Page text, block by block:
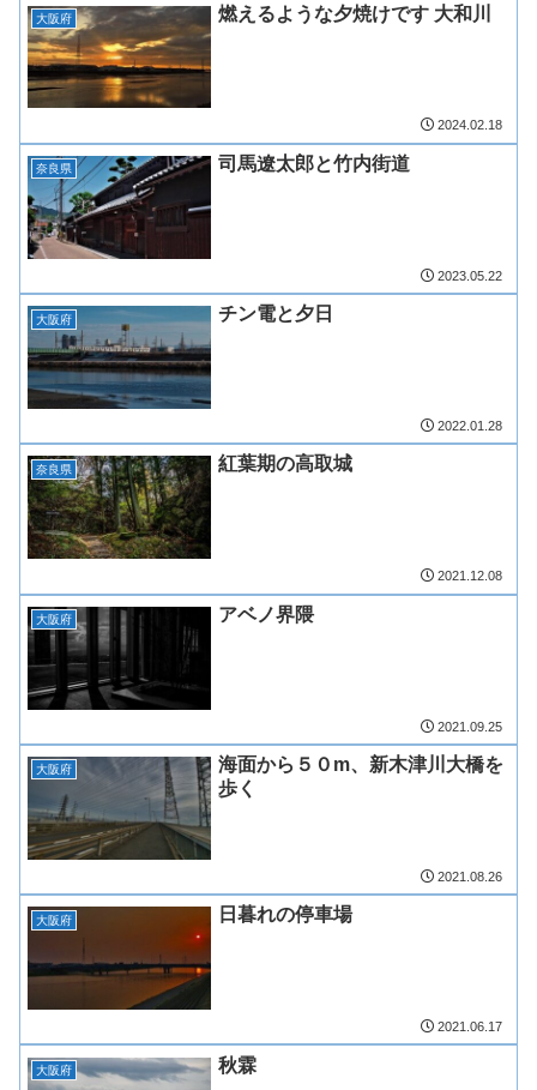
大阪府 燃えるような夕焼けです 大和川
2024.02.18
奈良県 司馬遼太郎と竹内街道
2023.05.22
大阪府 チン電と夕日
2022.01.28
奈良県 紅葉期の高取城
2021.12.08
大阪府 アベノ界隈
2021.09.25
大阪府
海面から５０m、新木津川大橋を
歩く
2021.08.26
大阪府 日暮れの停車場
2021.06.17
大阪府 秋霖